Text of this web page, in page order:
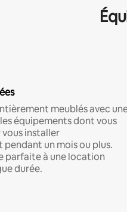
meublés avec
équipements dont vous
installer
un mois ou plus.
parfaite à une location
durée.